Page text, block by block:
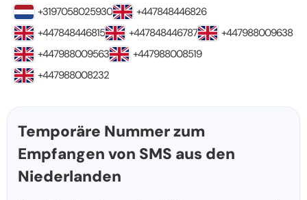
+3197058025930
+447848446826
+447848446815
+447848446787
+447988009638
+447988009563
+447988008519
+447988008232
Temporäre Nummer zum
Empfangen von SMS aus den
Niederlanden